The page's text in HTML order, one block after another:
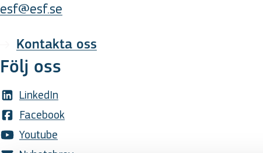
esf@esf.se
Kontakta oss
Följ oss
LinkedIn
Facebook
Youtube